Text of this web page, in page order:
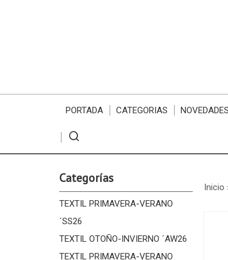
PORTADA CATEGORIAS NOVEDADES
Categorías
TEXTIL PRIMAVERA-VERANO
´SS26
TEXTIL OTOÑO-INVIERNO ´AW26
TEXTIL PRIMAVERA-VERANO
Inicio